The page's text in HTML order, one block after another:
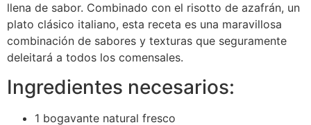
llena de sabor. Combinado con el risotto de azafrán, un
plato clásico italiano, esta receta es una maravillosa
combinación de sabores y texturas que seguramente
deleitará a todos los comensales.
Ingredientes necesarios:
1 bogavante natural fresco